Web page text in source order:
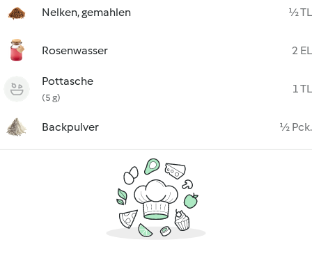
Nelken, gemahlen ½ TL
Rosenwasser 2 EL
Pottasche
(5 g)
1 TL
Backpulver ½ Pck.